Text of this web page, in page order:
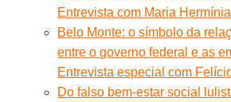
Entrevista com Maria
Belo Monte: o símbolo da
entre o governo federal e as
Entrevista especial com
Do falso bem-estar social